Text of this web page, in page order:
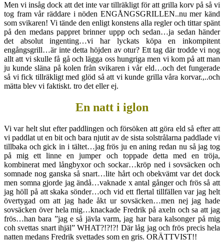
Men vi insåg dock att det inte var tillräkligt för att grilla korv på så vi
tog fram vår räddare i nöden ENGÅNGSGRILLEN..nu mer känd
som svikaren! Vi tände den enligt konstens alla regler och tittar spänt
på den medans pappret brinner uppp och sedan…ja sedan händer
det absolut ingenting…vi har lyckats köpa en inkompitent
engångsgrill…är inte detta höjden av otur? Ett tag där trodde vi nog
allt att vi skulle få gå och lägga oss hungriga men vi kom på att man
ju kunde släna på kolen från svikaren i vår eld…och det fungerade
så vi fick tillräkligt med glöd så att vi kunde grilla våra korvar.,..och
mätta blev vi faktiskt. tro det eller ej.
En natt i iglon
Vi var helt slut efter paddlingen och försöken att göra eld så efter att
vi paddlat ut en bit och bara njutit av de sista solstrålarna paddlade vi
tillbaka och gick in i tältet…jag frös ju en aning redan nu så jag tog
på mig ett linne en jumper och toppade detta med en tröja,
kombinerat med långbyxor och sockar…kröp ned i sovsäcken och
somnade nog ganska så snart…lite hårt och obekvämt var det dock
men somna gjorde jag ändå…vaknade x antal gånger och frös så att
jag höll på att skaka sönder…och vid ett flertal tillfällen var jag helt
övertygad om att jag hade åkt ur sovsäcken…men nej jag hade
sovsäcken över hela mig…knackade Fredrik på axeln och sa att jag
frös…han bara ”jag e så jävla varm, jag har bara kalsonger på mig
coh svettas snart ihjäl” WHAT?!?!?! Där låg jag och frös precis hela
natten medans Fredrik svettades som en gris. ORÄTTVIST!!